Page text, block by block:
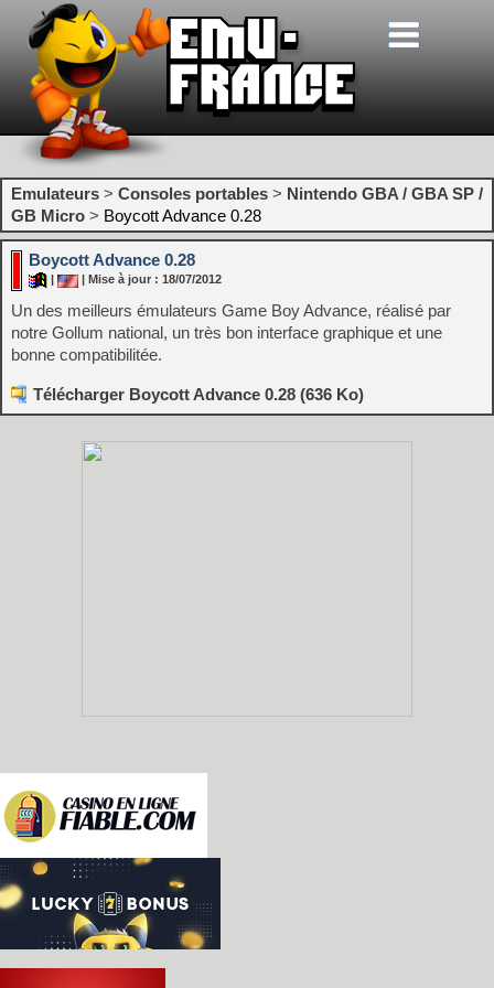
Emulateurs > Consoles portables > Nintendo GBA / GBA SP /
GB Micro > Boycott Advance 0.28
Boycott Advance 0.28
| Mise à jour : 18/07/2012
Un des meilleurs émulateurs Game Boy Advance, réalisé par
notre Gollum national, un très bon interface graphique et une
bonne compatibilitée.
Télécharger Boycott Advance 0.28 (636 Ko)